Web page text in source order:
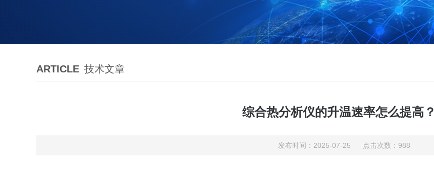
ARTICLE 技术文章
综合热分析仪的升温速率怎么提高？
发布时间：2025-07-25 点击次数：988